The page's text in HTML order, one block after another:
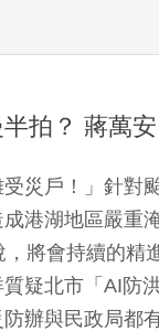
拍？ 蔣萬
受災戶！」針對
港湖地區嚴重
將會持續的精
疑北市「AI防
辦與民政局都